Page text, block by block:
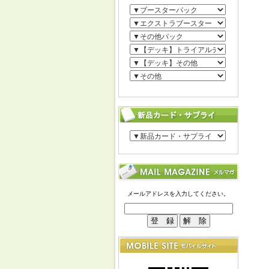
メールアドレスを入力してください。